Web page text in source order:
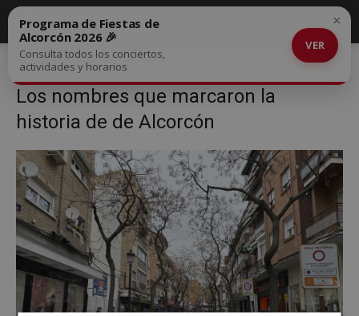
Inicio Los nombres que marcaron la historia de Alcorcón
Los
nombres que marcaron la historia de de Alcorcón
Los nombres que marcaron la
historia de de Alcorcón
Programa de Fiestas de
Alcorcón 2026 🎉
Consulta todos los conciertos,
actividades y horarios
VER
×